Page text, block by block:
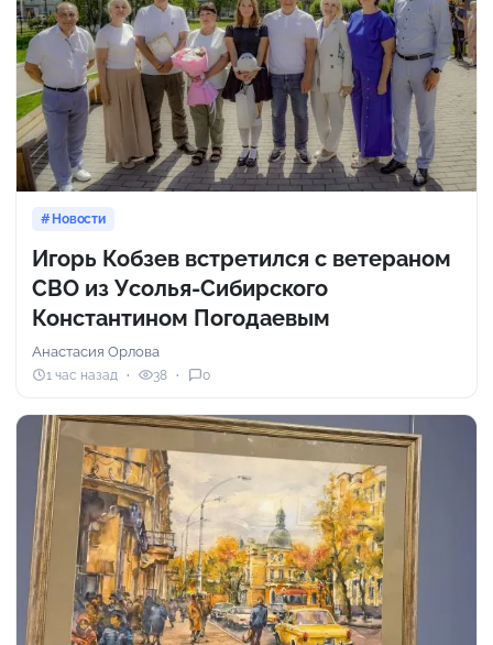
Новости
Игорь Кобзев встретился с ветераном
СВО из Усолья-Сибирского
Константином Погодаевым
Анастасия Орлова
1 час назад 38 0